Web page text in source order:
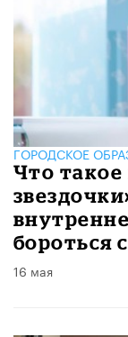
ГОРОДСКОЕ
​Что такое
бороться
16 мая